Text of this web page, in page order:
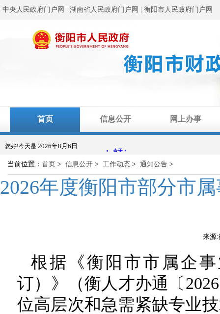
中央人民政府门户网 湖南省人民政府门户网 衡阳市人民政府门户网
首页 信息公开 网上办事
您好!今天是 2026年8月6日
当前位置： 首页 > 信息公开 > 工作动态 > 通知公告 >
2026年度衡阳市部分市
来源
根据《衡阳市市属企
订）》（衡人才办通〔
位高层次和急需紧缺专业